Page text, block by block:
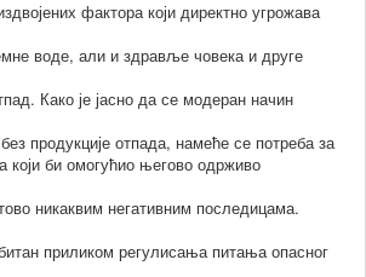
фактора који директно угрожава
воде, али и здравље човека и друге
Како је јасно да се модеран начин
продукције отпада, намеће се потреба за
би омогућио његово одрживо
никаквим негативним последицама.
приликом регулисања питања опасног